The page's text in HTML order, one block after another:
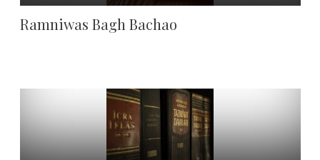
Ramniwas Bagh Bachao